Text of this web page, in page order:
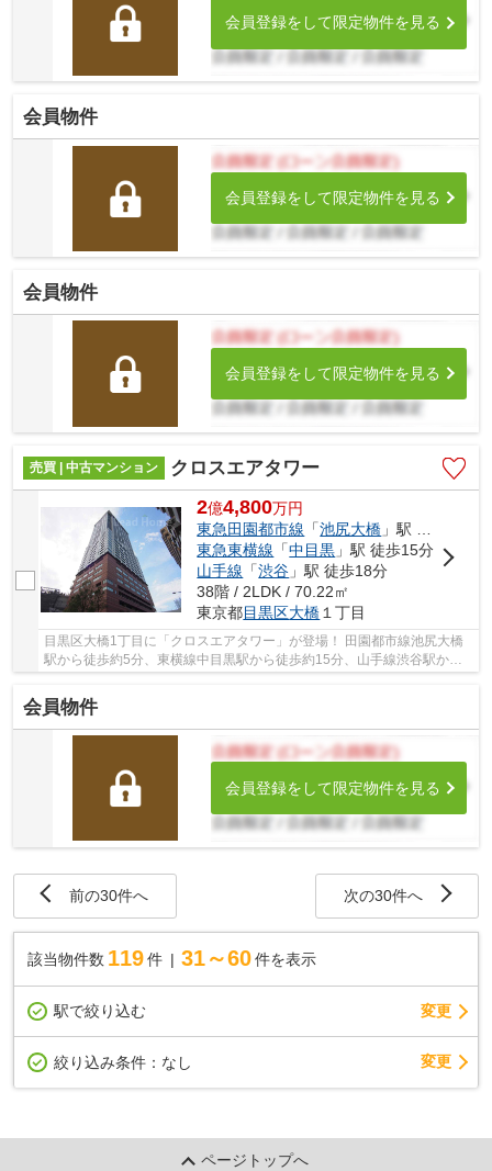
会員登録をして限定物件を見る
会員物件
会員登録をして限定物件を見る
会員物件
会員登録をして限定物件を見る
売買 | 中古マンション クロスエアタワー
2億4,800万円
東急田園都市線 「池尻大橋 」駅 徒歩5分
東急東横線 「中目黒 」駅 徒歩15分
山手線 「渋谷 」駅 徒歩18分
38階 / 2LDK / 70.22㎡
東京都目黒区大橋 １丁目
目黒区大橋1丁目に「クロスエアタワー」が登場！ 田園都市線池尻大橋
駅から徒歩約5分、東横線中目黒駅から徒歩約15分、山手線渋谷駅から
会員物件
会員登録をして限定物件を見る
前の30件へ 次の30件へ
該当物件数 119件 31～60 件を表示
駅で絞り込む 変更
絞り込み条件： なし 変更
ページトップへ